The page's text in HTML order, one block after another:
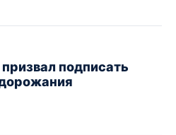
подписать